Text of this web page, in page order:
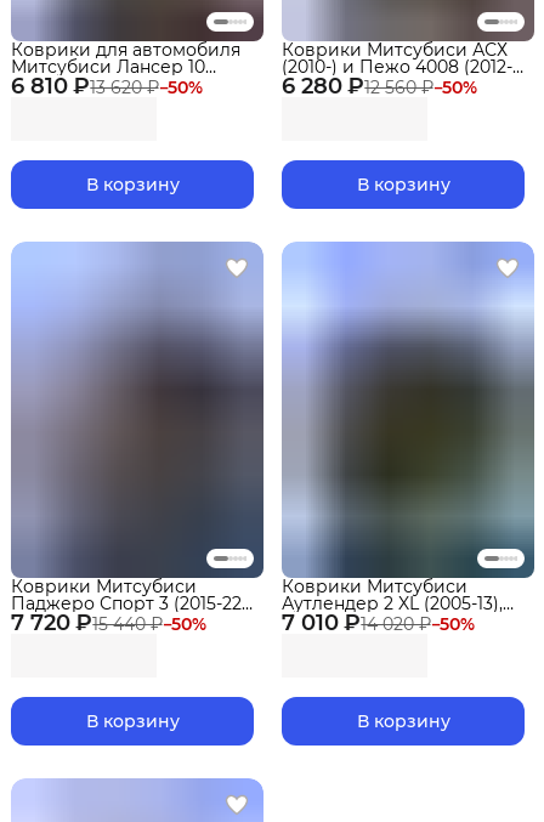
6 810 ₽13 620 ₽−50%
Коврики для автомобиля
Митсубиси Лансер 10
(2007-17) в салон Mitsubishi
Lancer с бортиками, эва,
В корзину
6 280 ₽12 560 ₽−50%
Коврики Митсубиси АСХ
(2010-) и Пежо 4008 (2012-
17) в салон Mitsubishi ASX &
Peugeot с бортиками, эва,
В корзину
7 720 ₽15 440 ₽−50%
Коврики Митсубиси
Паджеро Спорт 3 (2015-22)
в салон Mitsubishi с
бортиками, эва, eva
В корзину
7 010 ₽14 020 ₽−50%
Коврики Митсубиси
Аутлендер 2 XL (2005-13),
Аутлендер 3 (2012-21) в
салон Mitsubishi с
В корзину